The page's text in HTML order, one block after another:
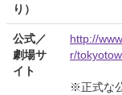
り）
公式／
劇場サ
イト
http://
r/
※正式な